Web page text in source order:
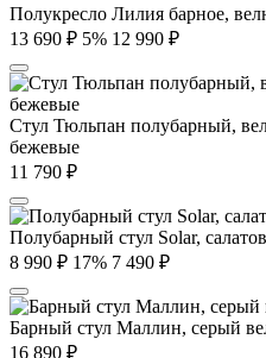
Полукресло Лилия барное,
13 690 ₽ 5% 12 990 ₽
Стул Тюльпан полубарный,
бежевые
11 790 ₽
Полубарный стул Solar,
8 990 ₽ 17% 7 490 ₽
Барный стул Маллин, серый
16 890 ₽